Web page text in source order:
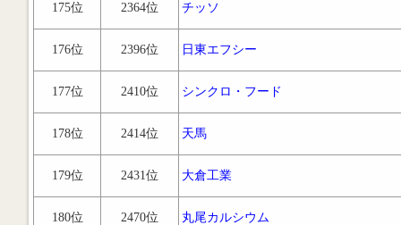
175位 2364位 チッソ
176位 2396位 日東エフシー
177位 2410位 シンクロ・フード
178位 2414位 天馬
179位 2431位 大倉工業
180位 2470位 丸尾カルシウム